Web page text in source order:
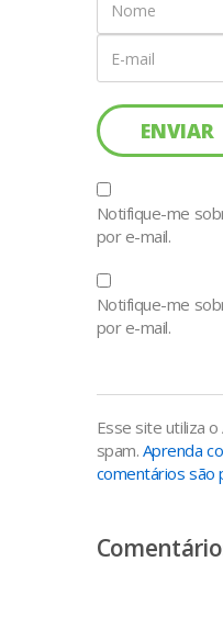
Notifique-me
por e-mail.
Notifique-me
por e-mail.
Esse site utiliza
spam. Aprenda
comentários são